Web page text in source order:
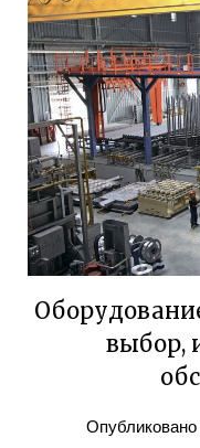
выбор,
Опубликовано